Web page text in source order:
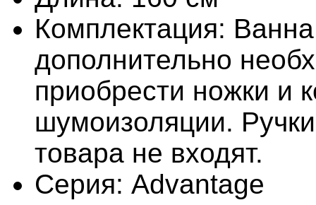
Комплектация:
дополнительно
приобрести ножки и
шумоизоляции.
товара не входят.
Серия: Advantage